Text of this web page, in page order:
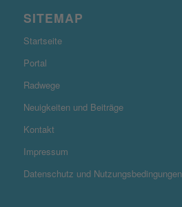
SITEMAP
Startseite
Portal
Radwege
Neuigkeiten und Beiträge
Kontakt
Impressum
Datenschutz und Nutzungsbedingungen